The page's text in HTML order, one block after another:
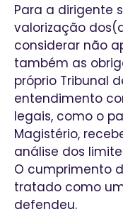
Para a dirigente
valorização
considerar não
também as
próprio Tribunal
entendimento
legais, como o
Magistério,
análise dos
O cumprimento
tratado como
defendeu.